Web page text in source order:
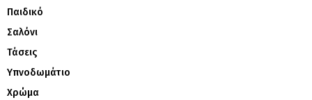
Παιδικό
Σαλόνι
Τάσεις
Υπνοδωμάτιο
Χρώμα